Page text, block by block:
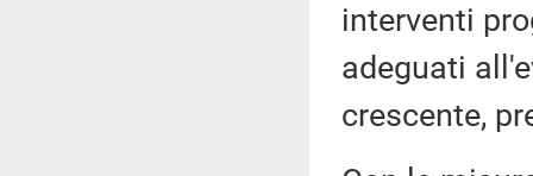
interventi
adeguati
crescente,